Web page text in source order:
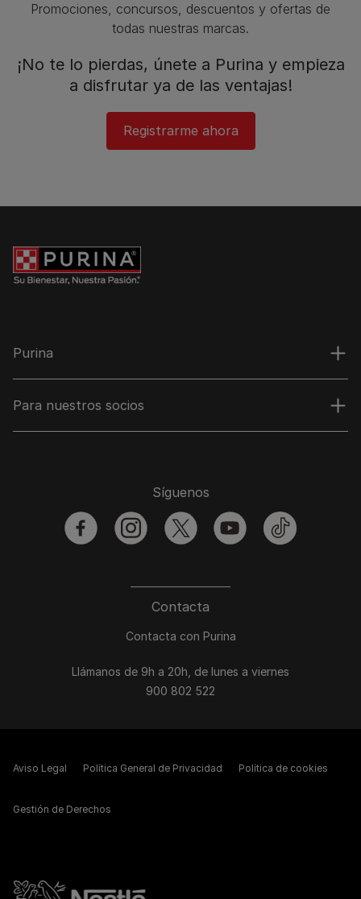
Promociones, concursos, descuentos y ofertas de
todas nuestras marcas.​
¡No te lo pierdas, únete a Purina y empieza
a disfrutar ya de las ventajas!​
Registrarme ahora​
Purina
Para nuestros socios
Contacta
Contacta con Purina
Llámanos de 9h a 20h, de lunes a viernes
900 802 522
Síguenos
facebookinstagramtwitter youtubetiktok
Aviso Legal Política General de Privacidad Política de cookies
Gestión de Derechos